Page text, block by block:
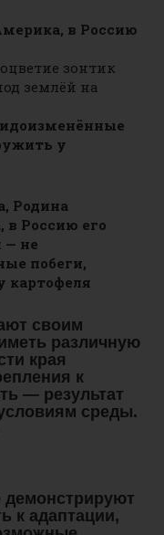
в Россию
зонтик
землёй на
у
Родина
Россию его
— не
побеги,
картофеля
своим
различную
края
к
— результат
среды.
к адаптации,